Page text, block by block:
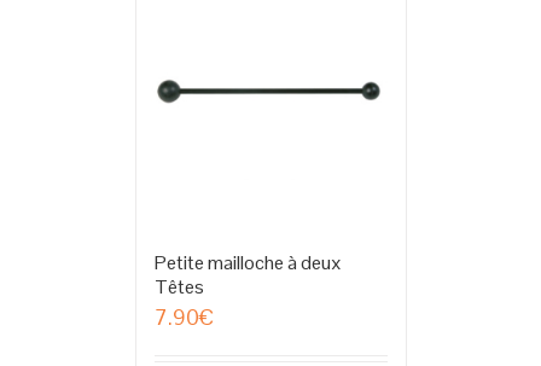
Petite mailloche à deux
Têtes
7.90€